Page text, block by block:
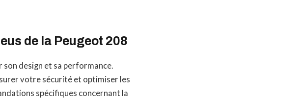
de la Peugeot 208
design et sa performance.
votre sécurité et optimiser les
spécifiques concernant la